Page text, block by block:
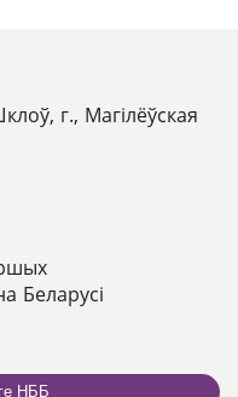
г., Магілёўская
Беларусі
НББ